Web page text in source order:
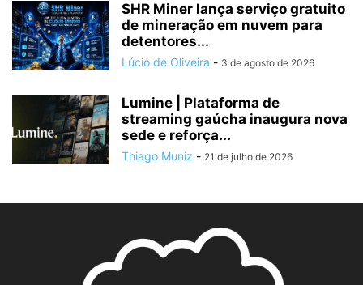
SHR Miner lança serviço gratuito
de mineração em nuvem para
detentores...
Lúcio de Oliveira - 3 de agosto de 2026
Lumine | Plataforma de
streaming gaúcha inaugura nova
sede e reforça...
Thiago Muniz - 21 de julho de 2026